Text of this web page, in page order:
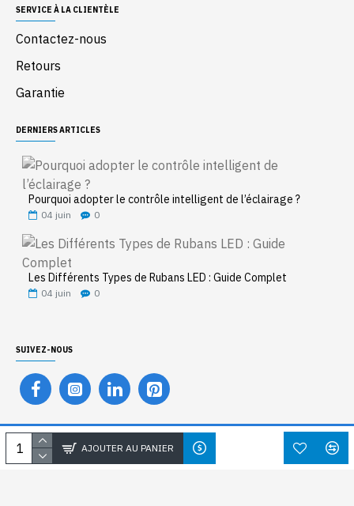
AJOUTER AU PANIER
SERVICE À LA CLIENTÈLE
Contactez-nous
Retours
Garantie
DERNIERS ARTICLES
Pourquoi adopter le contrôle intelligent de l’éclairage ?
04 juin 0
Les Différents Types de Rubans LED : Guide Complet
04 juin 0
SUIVEZ-NOUS
COPYRIGHT © 2025, AXENT LED, TOUS DROITS RÉSERVÉS